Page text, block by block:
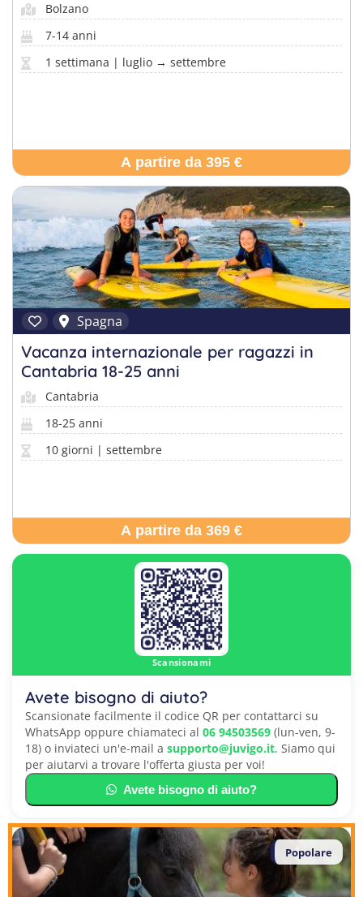
Bolzano
7-14 anni
1 settimana | luglio → settembre
A partire da 395 €
Spagna
Vacanza internazionale per ragazzi in
Cantabria 18-25 anni
Cantabria
18-25 anni
10 giorni | settembre
A partire da 369 €
Scansionami
Avete bisogno di aiuto?
Scansionate facilmente il codice QR per contattarci su
WhatsApp oppure chiamateci al 06 94503569 (lun-ven, 9-
18) o inviateci un'e-mail a supporto@juvigo.it. Siamo qui
per aiutarvi a trovare l'offerta giusta per voi!
Avete bisogno di aiuto?
Popolare